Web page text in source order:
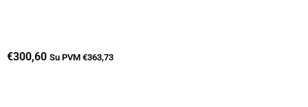
€300,60 Su PVM €363,73